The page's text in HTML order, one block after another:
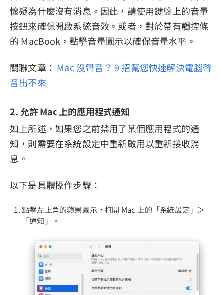
懷疑為什麼沒有消息。因此，請使用鍵盤上的音量
按鈕來確保開啟系統音效。或者，對於帶有觸控條
的 MacBook，點擊音量圖示以確保音量水平。
關聯文章： Mac 沒聲音？ 9 招幫您快速解決電腦聲
音出不來
2. 允許 Mac 上的應用程式通知
如上所述，如果您之前禁用了某個應用程式的通
知，則需要在系統設定中重新啟用以重新接收消
息。
以下是具體操作步驟：
點擊左上角的蘋果圖示，打開 Mac 上的「系統設定」＞
「通知」。